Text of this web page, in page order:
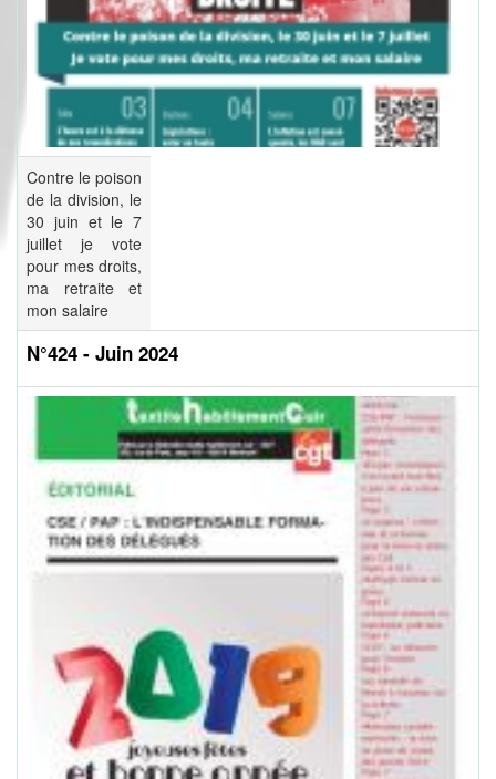
Contre le poison
de la division, le
30 juin et le 7
juillet je vote
pour mes droits,
ma retraite et
mon salaire
N°424 - Juin 2024